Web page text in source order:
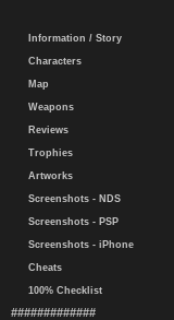
Information / Story
Characters
Map
Weapons
Reviews
Trophies
Artworks
Screenshots - NDS
Screenshots - PSP
Screenshots - iPhone
Cheats
100% Checklist
#############